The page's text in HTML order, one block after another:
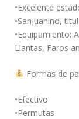
•Excelente
•Sanjuanino,
•Equipamiento:
Llantas, Faros
Formas de
•Efectivo
•Permutas